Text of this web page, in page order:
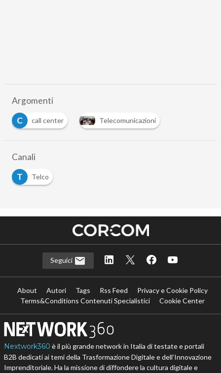
Argomenti
C
call center
Telecomunicazioni
Canali
T
Telco
Seguici
About Autori Tags Rss Feed
Privacy e Cookie Policy
Terms&Conditions Contenuti Specialistici
Cookie Center
Nextwork360 è il più grande network in Italia di testate e portali
B2B dedicati ai temi della Trasformazione Digitale e dell’Innovazione
Imprenditoriale. Ha la missione di diffondere la cultura digitale e